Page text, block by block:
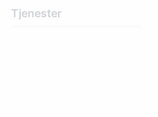
Tjenester